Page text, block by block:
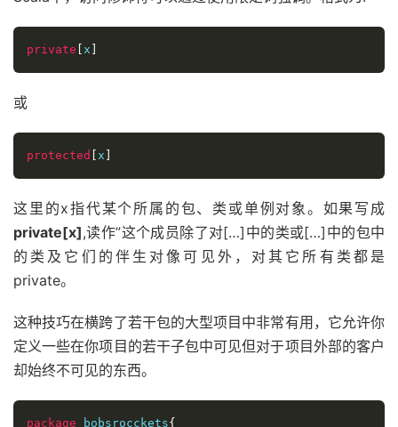
private x
或
protected x
这里的x指代某个所属的包、类或单例对象。如果写成
private[x],读作”这个成员除了对[…]中的类或[…]中的包中
的类及它们的伴生对像可见外，对其它所有类都是
private。
这种技巧在横跨了若干包的大型项目中非常有用，它允许你
定义一些在你项目的若干子包中可见但对于项目外部的客户
却始终不可见的东西。
package bobsrocckets{